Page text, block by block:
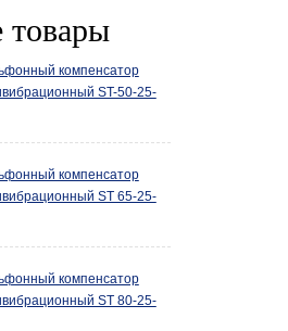
компенсатор
ST-50-25-
компенсатор
ST 65-25-
компенсатор
ST 80-25-